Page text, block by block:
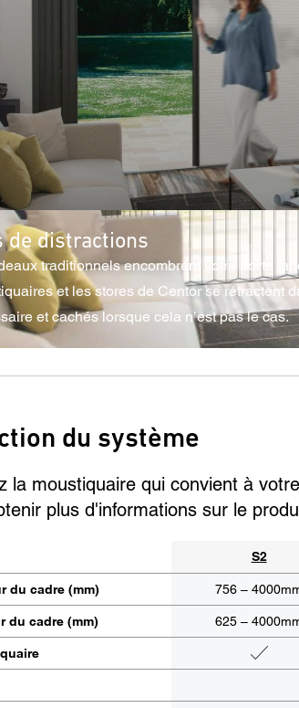
de distractions
traditionnels encombrent votre porte
et les stores de Centor se rétractent
et cachés lorsque cela n’est pas le cas.
du système
la moustiquaire qui convient à
plus d'informations sur le
S2
du cadre (mm) 756 –
du cadre (mm) 625 –